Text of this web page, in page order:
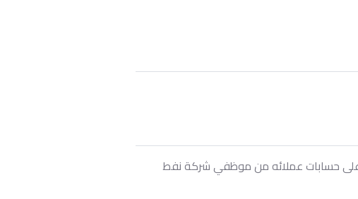
في السحب الفصلي الثاني على حسابات عملائه من موظفي شركة نفط